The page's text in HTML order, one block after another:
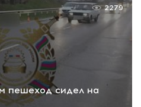
пешеход сидел на
2279